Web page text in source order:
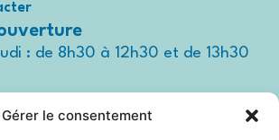
Gérer le consentement
: de 8h30 à 12h30 et de 13h30